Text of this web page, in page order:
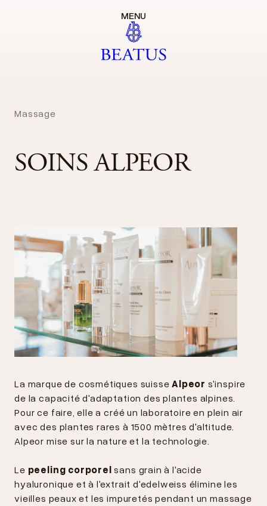
MENU
Massage
SOINS ALPEOR
La marque de cosmétiques suisseAlpeor s'inspire
de la capacité d'adaptation des plantes alpines.
Pour ce faire, elle a créé un laboratoire en plein air
avec des plantes rares à 1500 mètres d'altitude.
Alpeor mise sur la nature et la technologie.
Le peeling corporel sans grain à l'acide
hyaluronique et à l'extrait d'edelweiss élimine les
vieilles peaux et les impuretés pendant un massage